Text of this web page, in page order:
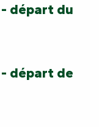
départ du
départ de